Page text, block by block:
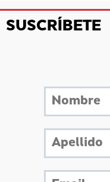
SUSCRÍBETE